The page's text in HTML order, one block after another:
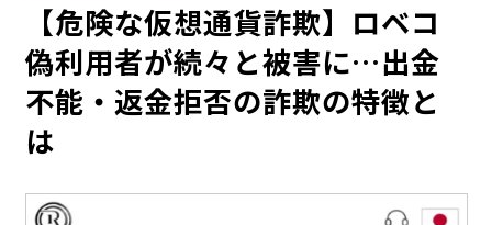
【危険な仮想通貨詐欺】ロベコ
偽利用者が続々と被害に…出金
不能・返金拒否の詐欺の特徴と
は